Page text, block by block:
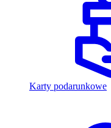
Karty podarunkowe